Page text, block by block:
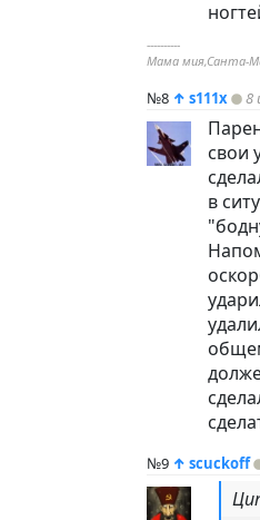
----------
Мама мия,Санта-
№8 ↑ s111x 8
свои
в
№9 ↑ scuckoff